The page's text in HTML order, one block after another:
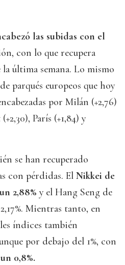
las subidas con el
con lo que recupera
última semana. Lo mismo
parqués europeos que hoy
por Milán (+2,76)
París (+1,84) y
se han recuperado
con pérdidas. El Nikkei de
2,88% y el Hang Seng de
Mientras tanto, en
índices también
por debajo del 1%, con
0,8%.